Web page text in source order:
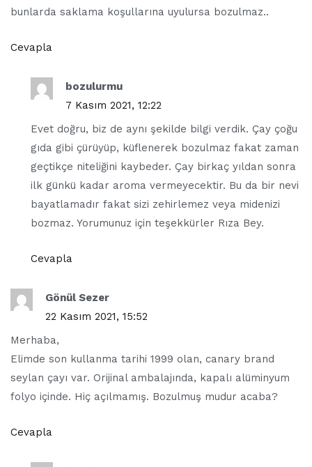
bunlarda saklama koşullarına uyulursa bozulmaz..
Cevapla
bozulurmu
7 Kasım 2021, 12:22
Evet doğru, biz de aynı şekilde bilgi verdik. Çay çoğu
gıda gibi çürüyüp, küflenerek bozulmaz fakat zaman
geçtikçe niteliğini kaybeder. Çay birkaç yıldan sonra
ilk günkü kadar aroma vermeyecektir. Bu da bir nevi
bayatlamadır fakat sizi zehirlemez veya midenizi
bozmaz. Yorumunuz için teşekkürler Rıza Bey.
Cevapla
Gönül Sezer
22 Kasım 2021, 15:52
Merhaba,
Elimde son kullanma tarihi 1999 olan, canary brand
seylan çayı var. Orijinal ambalajında, kapalı alüminyum
folyo içinde. Hiç açılmamış. Bozulmuş mudur acaba?
Cevapla